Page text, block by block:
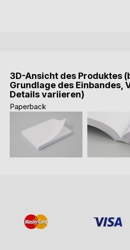
3D-Ansicht des Produktes
Grundlage des Einbandes,
Details variieren)
Paperback